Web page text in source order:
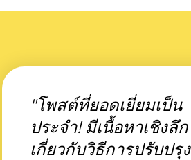
"โพสต์ที่ยอดเยี่ยมเป็น
ประจำ! มีเนื้อหาเชิงลึก
เกี่ยวกับวิธีการปรับปรุง